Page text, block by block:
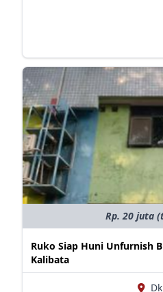
Rp. 20 juta
Ruko Siap Huni Unfurnish
Kalibata